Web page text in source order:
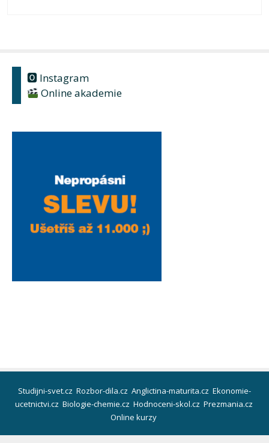
🅾 Instagram
Online akademie
Studijni-svet.cz Rozbor-dila.cz Anglictina-maturita.cz Ekonomie-
ucetnictvi.cz Biologie-chemie.cz Hodnoceni-skol.cz Prezmania.cz
Online kurzy